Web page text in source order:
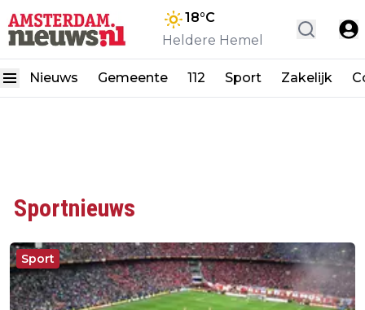
18°C
Heldere Hemel
Nieuws Gemeente 112 Sport Zakelijk
Sportnieuws
Sport